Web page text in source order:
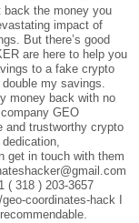
back the money you
impact of
But there’s good
are here to help you
to a fake crypto
my savings.
money back with no
GEO
and trustworthy crypto
get in touch with them
( 318 ) 203-3657
coordinates-hack I